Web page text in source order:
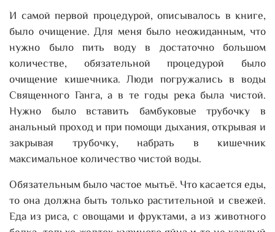
И самой первой процедурой, описывалось в книге,
было очищение. Для меня было неожиданным, что
нужно было пить воду в достаточно большом
количестве, обязательной процедурой было
очищение кишечника. Люди погружались в воды
Священного Ганга, а в те годы река была чистой.
Нужно было вставить бамбуковые трубочку в
анальный проход и при помощи дыхания, открывая и
закрывая трубочку, набрать в кишечник
максимальное количество чистой воды.
Обязательным было частое мытьё. Что касается еды,
то она должна быть только растительной и свежей.
Еда из риса, с овощами и фруктами, а из животного